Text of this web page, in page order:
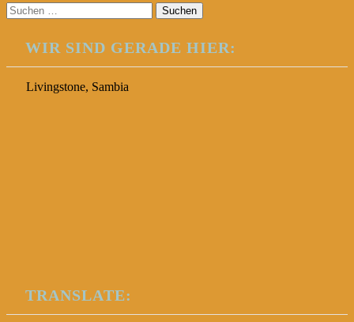
Suchen
nach:
WIR SIND GERADE HIER:
Livingstone, Sambia
TRANSLATE: